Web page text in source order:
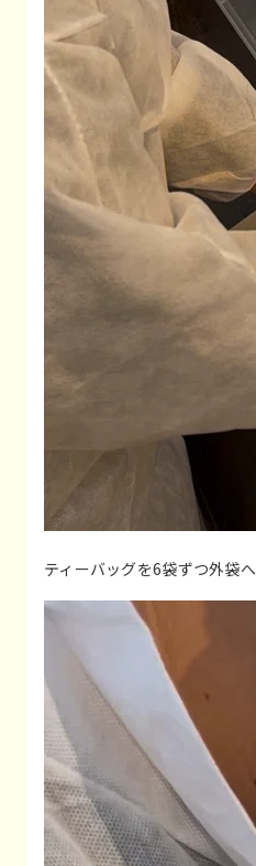
ティーバッグを6袋ずつ外袋へ